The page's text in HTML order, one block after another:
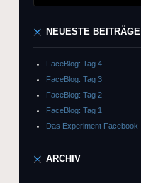
NEUESTE BEITRÄGE
FaceBlog: Tag 4
FaceBlog: Tag 3
FaceBlog: Tag 2
FaceBlog: Tag 1
Das Experiment Facebook
ARCHIV